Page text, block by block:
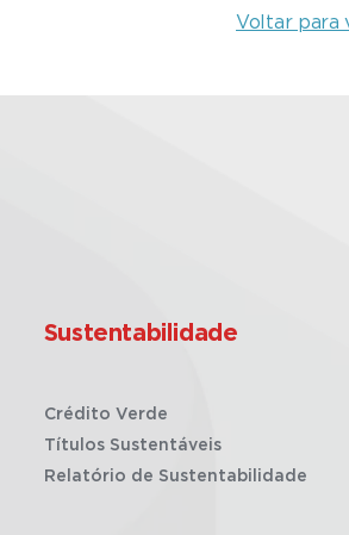
Voltar para
Sustentabilidade
Crédito Verde
Títulos Sustentáveis
Relatório de Sustentabilidade